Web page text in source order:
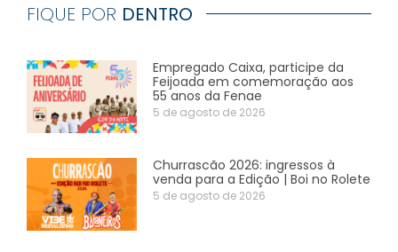
FIQUE POR DENTRO
Empregado Caixa, participe da
Feijoada em comemoração aos
55 anos da Fenae
5 de agosto de 2026
Churrascão 2026: ingressos à
venda para a Edição | Boi no Rolete
5 de agosto de 2026